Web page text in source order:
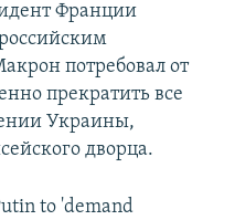
Франции
потребовал от
прекратить все
Украины,
дворца.
to 'demand